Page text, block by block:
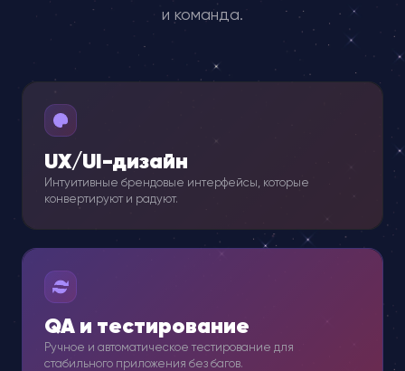
и команда.
UX/UI-дизайн
Интуитивные брендовые интерфейсы, которые
конвертируют и радуют.
QA и тестирование
Ручное и автоматическое тестирование для
стабильного приложения без багов.